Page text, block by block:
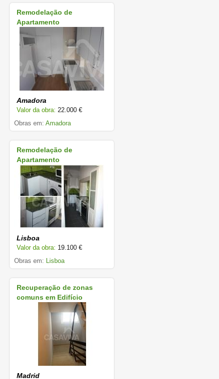
Remodelação de
Apartamento
Amadora
Valor da obra: 22.000 €
Obras em: Amadora
Remodelação de
Apartamento
Lisboa
Valor da obra: 19.100 €
Obras em: Lisboa
Recuperação de zonas
comuns em Edifício
Madrid